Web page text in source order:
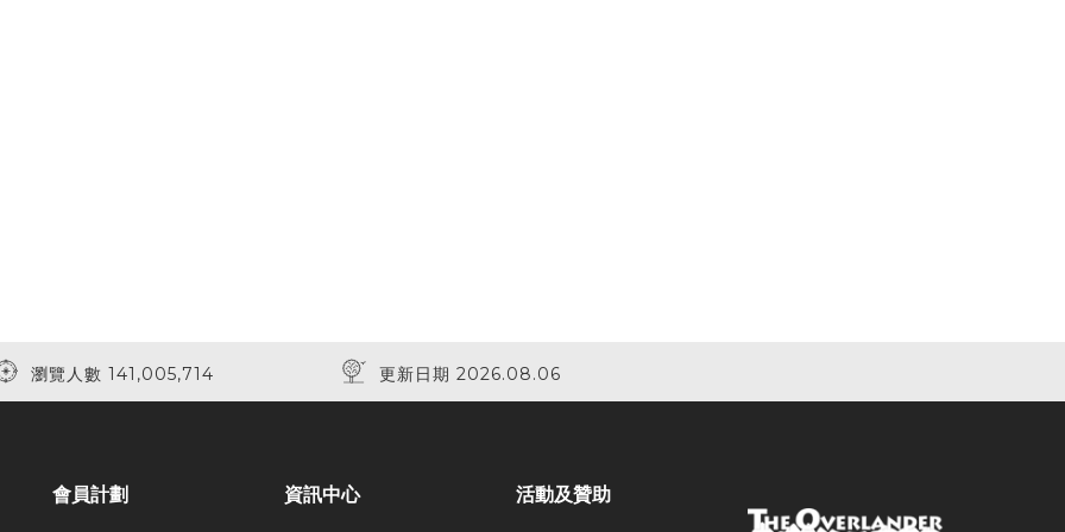
瀏覽人數 141,005,714 更新日期 2026.08.06
會員計劃 資訊中心 活動及贊助